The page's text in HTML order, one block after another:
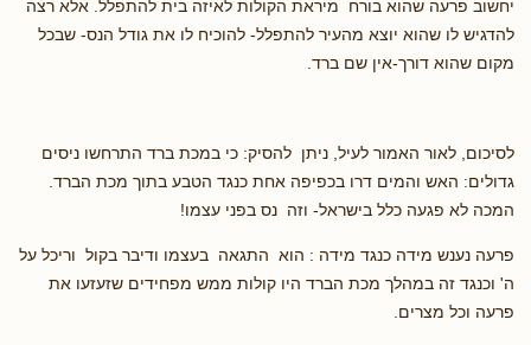
יחשוב פרעה שהוא בורח מיראת הקולות לאיזה בית להתפלל. אלא רצה
להדגיש לו שהוא יוצא מהעיר להתפלל- להוכיח לו את גודל הנס- שבכל
מקום שהוא דורך-אין שם ברד.
לסיכום, לאור האמור לעיל, ניתן להסיק: כי במכת ברד התרחשו ניסים
גדולים: האש והמים דרו בכפיפה אחת כנגד הטבע בתוך מכת הברד.
המכה לא פגעה כלל בישראל- וזה נס בפני עצמו!
פרעה נענש מידה כנגד מידה : הוא התגאה בעצמו ודיבר בקול וריכל על
ה' וכנגד זה במהלך מכת הברד היו קולות ממש מפחידים שזעזעו את
פרעה וכל מצרים.